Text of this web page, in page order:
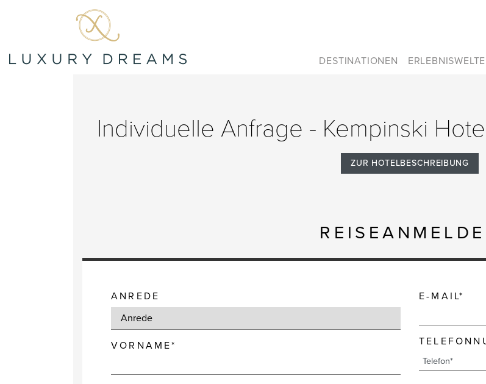
DESTINATIONEN
Individuelle Anfrage - Kempinski
ZUR HOTELBESCHREIBUNG
ANREDE
VORNAME*
E-MAIL*